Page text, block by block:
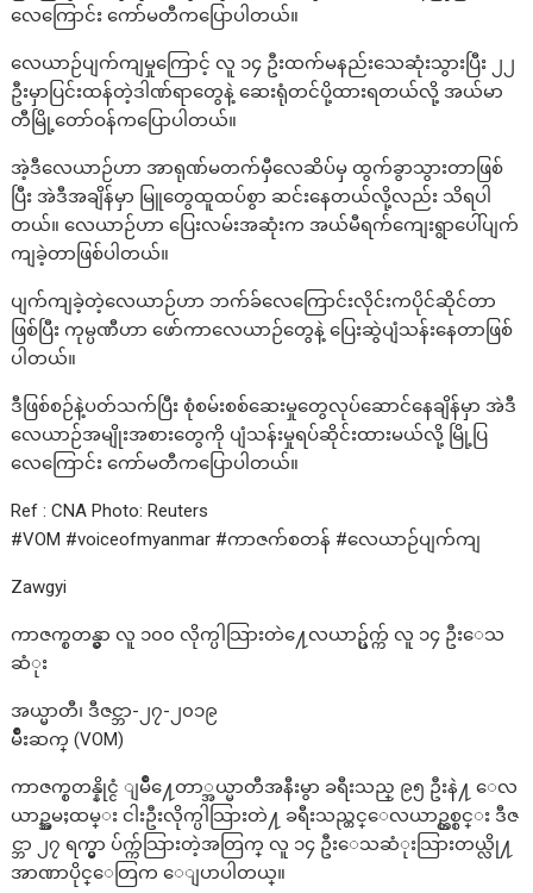
လေကြောင်း ကော်မတီကပြောပါတယ်။
လေယာဉ်ပျက်ကျမှုကြောင့် လူ ၁၄ ဦးထက်မနည်းသေဆုံးသွားပြီး ၂၂
ဦးမှာပြင်းထန်တဲ့ဒါဏ်ရာတွေနဲ့ ဆေးရုံတင်ပို့ထားရတယ်လို့ အယ်မာ
တီမြို့တော်ဝန်ကပြောပါတယ်။
အဲ့ဒီလေယာဉ်ဟာ အာရုဏ်မတက်မှီလေဆိပ်မှ ထွက်ခွာသွားတာဖြစ်
ပြီး အဲဒီအချိန်မှာ မြူတွေထူထပ်စွာ ဆင်းနေတယ်လို့လည်း သိရပါ
တယ်။ လေယာဉ်ဟာ ပြေးလမ်းအဆုံးက အယ်မီရက်ကျေးရွာပေါ်ပျက်
ကျခဲ့တာဖြစ်ပါတယ်။
ပျက်ကျခဲ့တဲ့လေယာဉ်ဟာ ဘက်ခ်လေကြောင်းလိုင်းကပိုင်ဆိုင်တာ
ဖြစ်ပြီး ကုမ္ပဏီဟာ ဖော်ကာလေယာဉ်တွေနဲ့ ပြေးဆွဲပျံသန်းနေတာဖြစ်
ပါတယ်။
ဒီဖြစ်စဉ်နဲ့ပတ်သက်ပြီး စုံစမ်းစစ်ဆေးမှုတွေလုပ်ဆောင်နေချိန်မှာ အဲဒီ
လေယာဉ်အမျိုးအစားတွေကို ပျံသန်းမှုရပ်ဆိုင်းထားမယ်လို့ မြို့ပြ
လေကြောင်း ကော်မတီကပြောပါတယ်။
Ref : CNA Photo: Reuters
#VOM #voiceofmyanmar #ကာဇက်စတန် #လေယာဉ်ပျက်ကျ
Zawgyi
ကာဇက္စတန္မွာ လူ ၁၀၀ လိုက္ပါသြားတဲ႔ေလယာဥ္ပ်က္က် လူ ၁၄ ဦးေသ
ဆံုး
အယ္မာတီ၊ ဒီဇင္ဘာ-၂၇-၂၀၁၉
မ်ိဳးဆက္ (VOM)
ကာဇက္စတန္နိုင္ငံ ျမိဳ႔ေတာ္အယ္မာတီအနီးမွာ ခရီးသည္ ၉၅ ဦးနဲ႔ ေလ
ယာဥ္အမႈထမ္း ငါးဦးလိုက္ပါသြားတဲ႔ ခရီးသည္တင္ေလယာဥ္တစ္စင္း ဒီဇ
င္ဘာ ၂၇ ရက္မွာ ပ်က္က်သြားတဲ့အတြက္ လူ ၁၄ ဦးေသဆံုးသြားတယ္လို႔
အာဏာပိုင္ေတြက ေျပာပါတယ္။